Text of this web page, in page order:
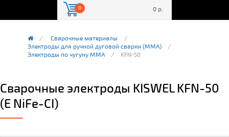
0 0 р.
Сварочные материалы
Электроды для ручной дуговой сварки (ММА)
Электроды по чугуну MMA
KFN-50
Сварочные электроды KISWEL KFN-50
(E NiFe-CI)